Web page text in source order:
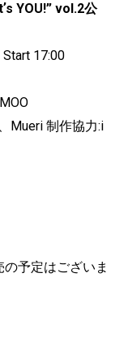
YOU!” vol.2公
17:00
Mueri 制作協力:i
予定はございま